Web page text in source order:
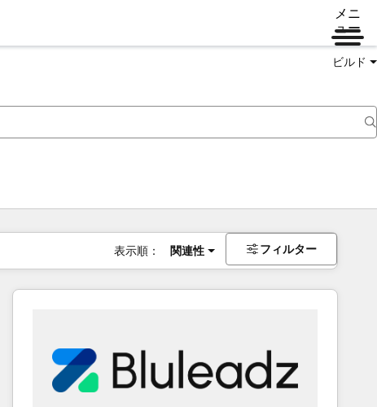
メニ
ュー
ビルド
表示順： 関連性 フィルター